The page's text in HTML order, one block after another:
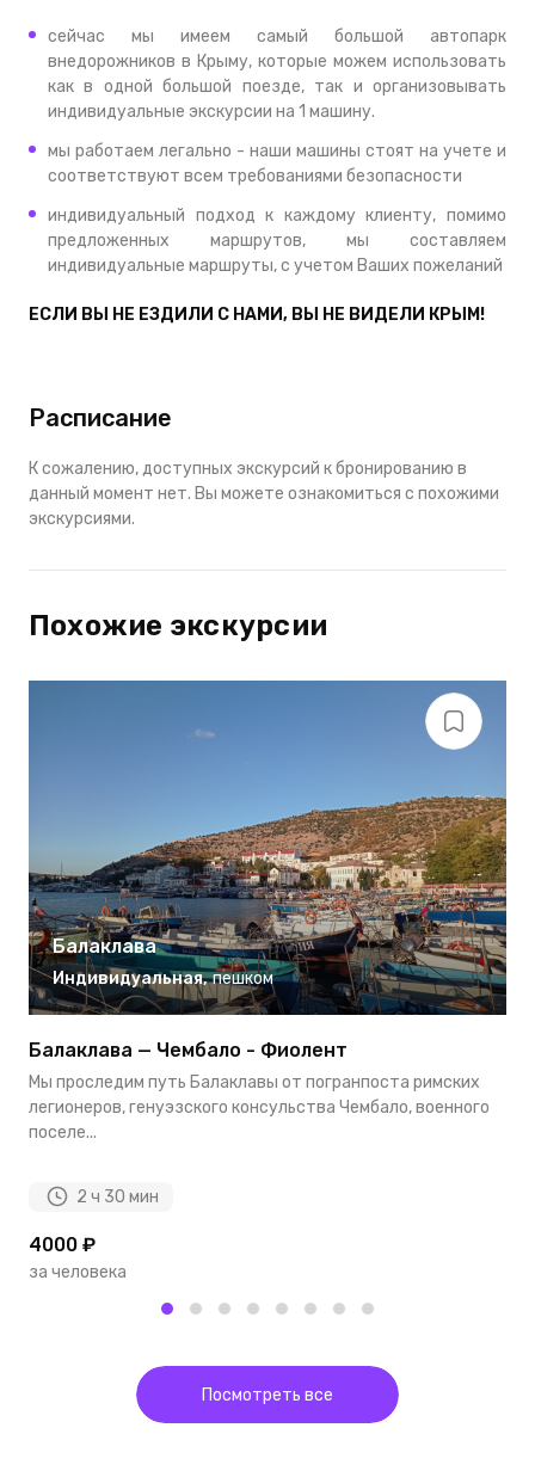
сейчас мы имеем самый большой автопарк
внедорожников в Крыму, которые можем использовать
как в одной большой поезде, так и организовывать
индивидуальные экскурсии на 1 машину.
мы работаем легально - наши машины стоят на учете и
соответствуют всем требованиями безопасности
индивидуальный подход к каждому клиенту, помимо
предложенных маршрутов, мы составляем
индивидуальные маршруты, с учетом Ваших пожеланий
ЕСЛИ ВЫ НЕ ЕЗДИЛИ С НАМИ, ВЫ НЕ ВИДЕЛИ КРЫМ!
Расписание
К сожалению, доступных экскурсий к бронированию в
данный момент нет. Вы можете ознакомиться с похожими
экскурсиями.
Похожие экскурсии
Балаклава
Индивидуальная, пешком
Балаклава — Чембало - Фиолент
Мы проследим путь Балаклавы от погранпоста римских
легионеров, генуэзского консульства Чембало, военного
поселе...
2 ч 30 мин
4000 ₽
за человека
Посмотреть все